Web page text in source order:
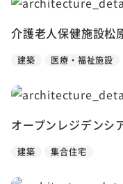
介護老人保健施設松
建築 医療・福祉施設
オープンレジデンシ
建築 集合住宅